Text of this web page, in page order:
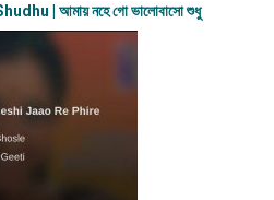
| আমায় নহে গো ভালোবাসো শুধু